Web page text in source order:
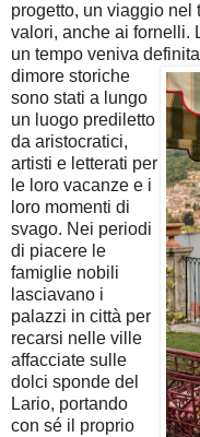
progetto, un viaggio nel
valori, anche ai fornelli.
un tempo veniva
dimore storiche
sono stati a lungo
un luogo prediletto
da aristocratici,
artisti e letterati per
le loro vacanze e i
loro momenti di
svago. Nei periodi
di piacere le
famiglie nobili
lasciavano i
palazzi in città per
recarsi nelle ville
affacciate sulle
dolci sponde del
Lario, portando
con sé il proprio